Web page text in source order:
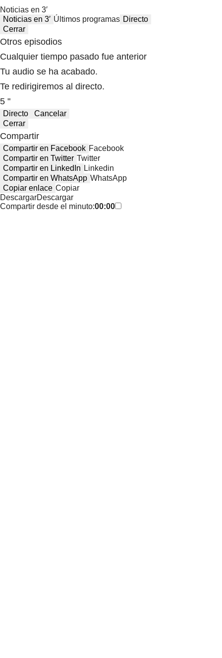
Noticias en 3′
Noticias en 3′ Últimos programas Directo
Cerrar
Otros episodios
Cualquier tiempo pasado fue anterior
Tu audio se ha acabado.
Te redirigiremos al directo.
5 "
Directo
Cancelar
Cerrar
Compartir
Compartir en Facebook Facebook
Compartir en Twitter Twitter
Compartir en LinkedIn Linkedin
Compartir en WhatsApp WhatsApp
Copiar enlace Copiar
DescargarDescargar
Compartir desde el minuto:00:00